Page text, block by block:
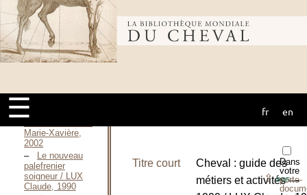
Bibliothèque
mondiale du
cheval
☰ fr en
maréchal-ferrant
—
2011 / LOURIA
Philippe, 2011
Les emplois
générés par la
application aux
vétérinaires et
aux maréchaux
Marie-Xavière,
2002
Le nouveau
palefrenier
soigneur / LUX
Claude, 1990
Dans
votre
porte-
⇪PDF
Titre court
Cheval : guide des
métiers et activités —